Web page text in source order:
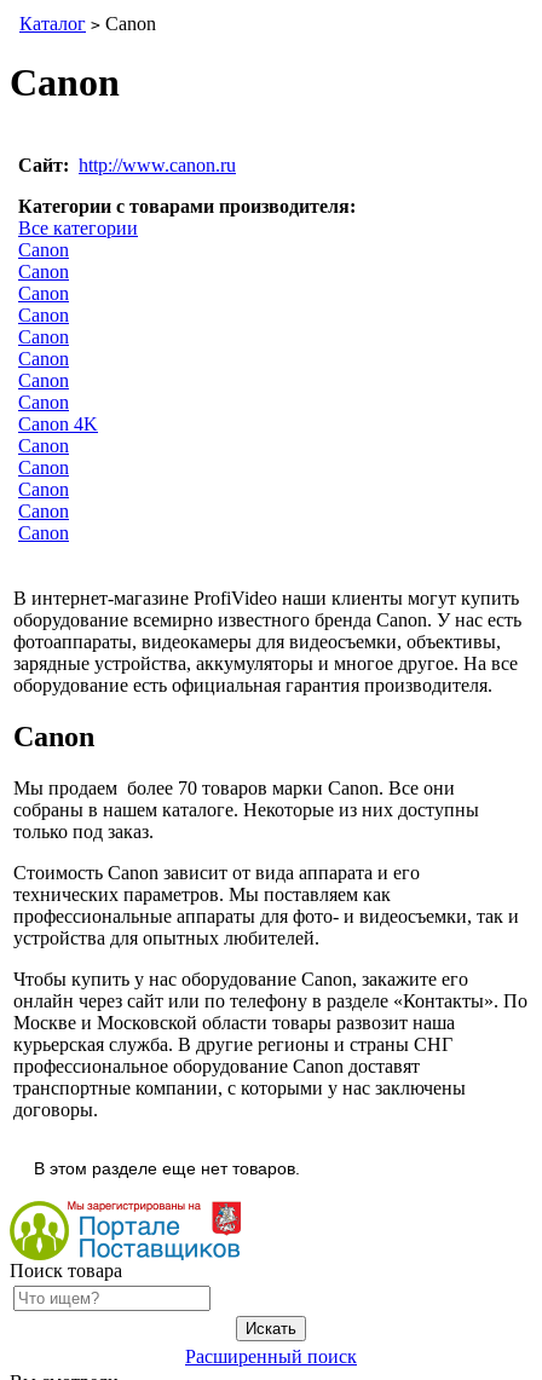
Каталог > Canon
Canon
Сайт: http://www.canon.ru
Категории с товарами производителя:
Все категории
Canon
Canon
Canon
Canon
Canon
Canon
Canon
Canon
Canon 4K
Canon
Canon
Canon
Canon
Canon
В интернет-магазине ProfiVideo наши клиенты могут купить
оборудование всемирно известного бренда Canon. У нас есть
фотоаппараты, видеокамеры для видеосъемки, объективы,
зарядные устройства, аккумуляторы и многое другое. На все
оборудование есть официальная гарантия производителя.
Canon
Мы продаем более 70 товаров марки Canon. Все они
собраны в нашем каталоге. Некоторые из них доступны
только под заказ.
Стоимость Canon зависит от вида аппарата и его
технических параметров. Мы поставляем как
профессиональные аппараты для фото- и видеосъемки, так и
устройства для опытных любителей.
Чтобы купить у нас оборудование Canon, закажите его
онлайн через сайт или по телефону в разделе «Контакты». По
Москве и Московской области товары развозит наша
курьерская служба. В другие регионы и страны СНГ
профессиональное оборудование Canon доставят
транспортные компании, с которыми у нас заключены
договоры.
В этом разделе еще нет товаров.
Поиск товара
Расширенный поиск